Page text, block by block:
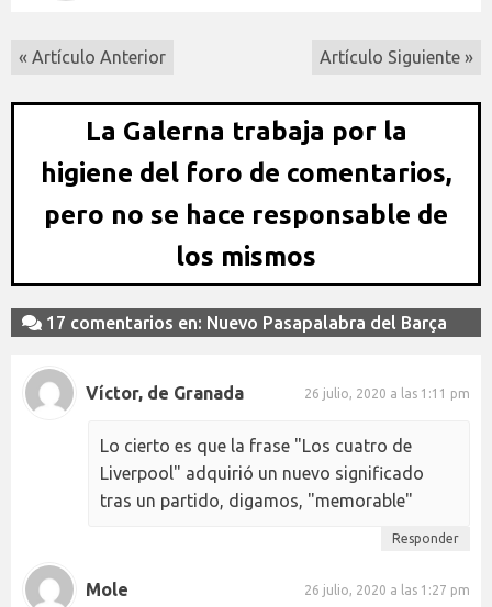
« Artículo Anterior Artículo Siguiente »
La Galerna trabaja por la
higiene del foro de comentarios,
pero no se hace responsable de
los mismos
17 comentarios en: Nuevo Pasapalabra del Barça
Víctor, de Granada 26 julio, 2020 a las 1:11 pm
Lo cierto es que la frase "Los cuatro de
Liverpool" adquirió un nuevo significado
tras un partido, digamos, "memorable"
Responder
Mole 26 julio, 2020 a las 1:27 pm